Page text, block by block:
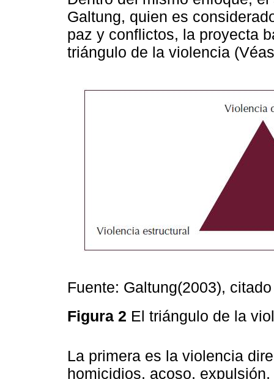
Galtung, quien es
paz y conflictos, la proyecta
triángulo de la violencia
Fuente: Galtung(2003),
Figura 2 El triángulo de la
La primera es la violencia
homicidios, acoso,